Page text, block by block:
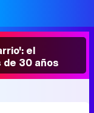
el
de 30 años